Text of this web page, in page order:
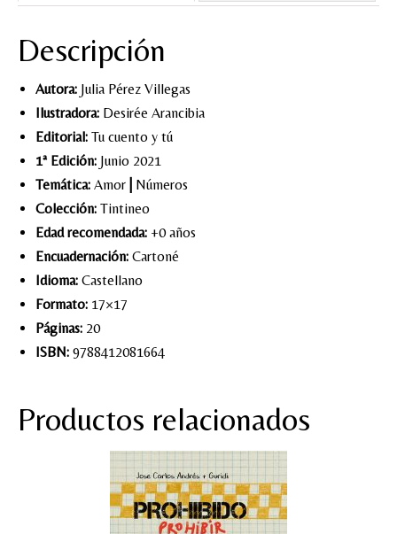
Descripción
Autora: Julia Pérez Villegas
Ilustradora: Desirée Arancibia
Editorial: Tu cuento y tú
1ª Edición: Junio 2021
Temática: Amor
Números
Colección: Tintineo
Edad recomendada: +0 años
Encuadernación: Cartoné
Idioma: Castellano
Formato: 17×17
Páginas: 20
ISBN: 9788412081664
Productos relacionados